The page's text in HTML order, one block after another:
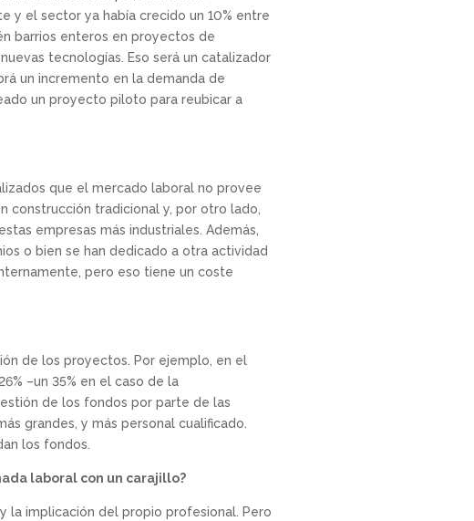
y el sector ya había crecido un 10% entre
barrios enteros en proyectos de
tecnologías. Eso será un catalizador
un incremento en la demanda de
un proyecto piloto para reubicar a
que el mercado laboral no provee
construcción tradicional y, por otro lado,
empresas más industriales. Además,
o bien se han dedicado a otra actividad
pero eso tiene un coste
de los proyectos. Por ejemplo, en el
–un 35% en el caso de la
de los fondos por parte de las
grandes, y más personal cualificado.
los fondos.
laboral con un carajillo?
la implicación del propio profesional. Pero